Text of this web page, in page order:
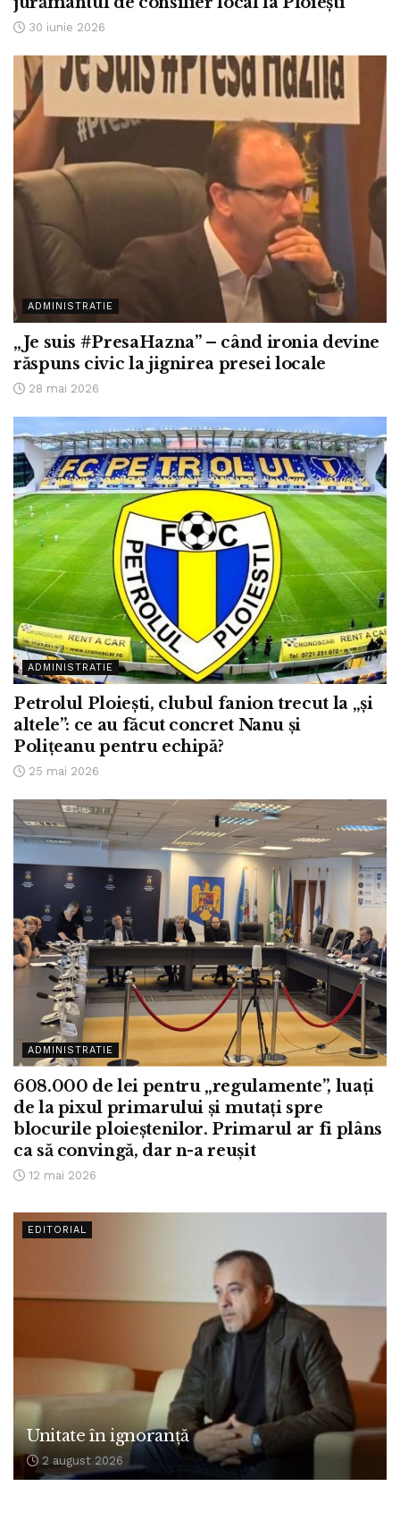
30 iunie 2026
ADMINISTRATIE
„Je suis #PresaHazna” – când ironia devine
răspuns civic la jignirea presei locale
28 mai 2026
ADMINISTRATIE
Petrolul Ploiești, clubul fanion trecut la „și
altele”: ce au făcut concret Nanu și
Polițeanu pentru echipă?
25 mai 2026
ADMINISTRATIE
608.000 de lei pentru „regulamente”, luați
de la pixul primarului și mutați spre
blocurile ploieștenilor. Primarul ar fi plâns
ca să convingă, dar n-a reușit
12 mai 2026
EDITORIAL
Unitate în ignoranță
2 august 2026